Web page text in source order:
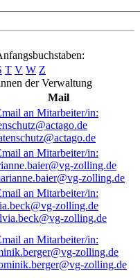
T V W Z
der Verwaltung
Mail
zolling.de
zolling.de
zolling.de